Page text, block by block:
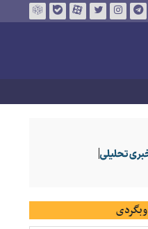
وبگردی